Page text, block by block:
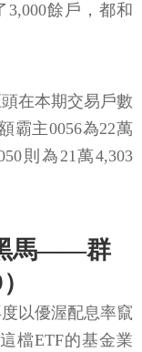
3,000餘戶，都和
頭在本期交易戶數
霸主0056為22萬
則為21萬4,303
馬——群
以優渥配息率竄
檔ETF的基金業